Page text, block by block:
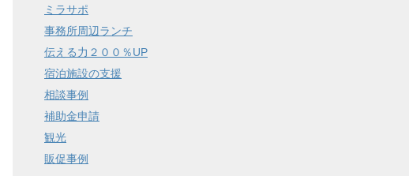
ミラサポ
事務所周辺ランチ
伝える力２００％UP
宿泊施設の支援
相談事例
補助金申請
観光
販促事例